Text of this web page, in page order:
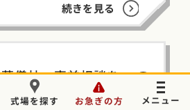
式場を探す お急ぎの方
続きを見る
儀社へ事前相談を
ですが、いつでもよ
場合はいつでもご相談ください。
365日対応 無料 事前確認で安心